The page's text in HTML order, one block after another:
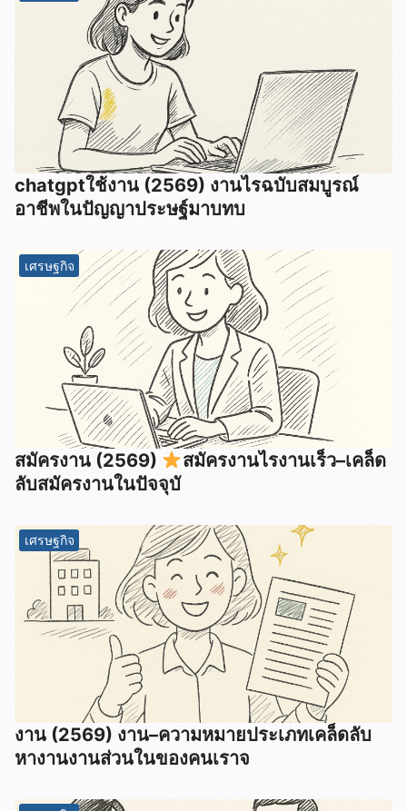
chatgptใช้งาน (2569) งานไรฉบับสมบูรณ์
อาชีพในปัญญาประษฐ์มาบทบ
เศรษฐกิจ
สมัครงาน (2569)
สมัครงานไรงานเร็ว–เคล็ด
ลับสมัครงานในปัจจุบั
เศรษฐกิจ
งาน (2569) งาน–ความหมายประเภทเคล็ดลับ
หางานงานส่วนในของคนเราจ